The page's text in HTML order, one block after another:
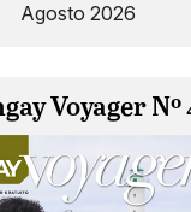
Agosto 2026
Voyager Nº